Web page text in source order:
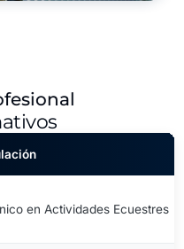
en Actividades Ecuestres